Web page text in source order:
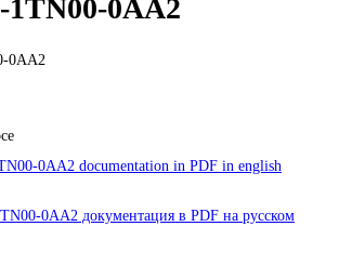
1TN00-0AA2
0AA2 documentation in PDF in english
0AA2 документация в PDF на русском